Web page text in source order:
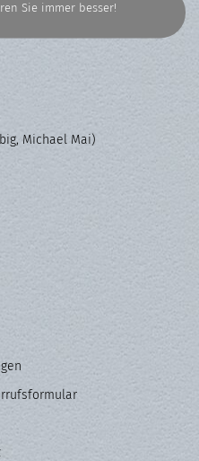
Sie immer besser!
Michael Mai)